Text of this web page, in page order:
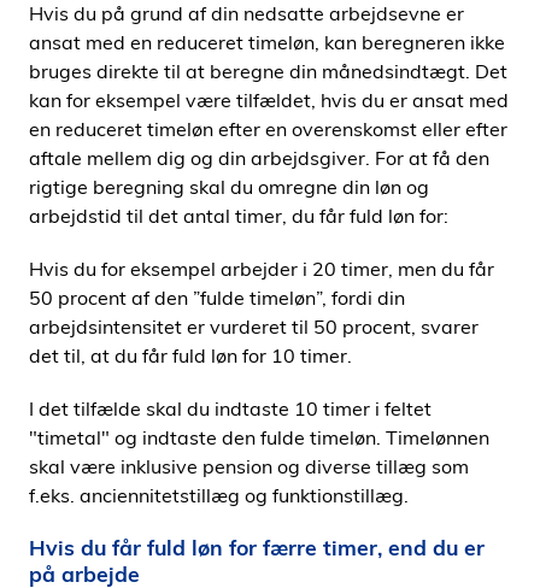
Hvis du på grund af din nedsatte arbejdsevne er
ansat med en reduceret timeløn, kan beregneren ikke
bruges direkte til at beregne din månedsindtægt. Det
kan for eksempel være tilfældet, hvis du er ansat med
en reduceret timeløn efter en overenskomst eller efter
aftale mellem dig og din arbejdsgiver. For at få den
rigtige beregning skal du omregne din løn og
arbejdstid til det antal timer, du får fuld løn for:
Hvis du for eksempel arbejder i 20 timer, men du får
50 procent af den ”fulde timeløn”, fordi din
arbejdsintensitet er vurderet til 50 procent, svarer
det til, at du får fuld løn for 10 timer.
I det tilfælde skal du indtaste 10 timer i feltet
"timetal" og indtaste den fulde timeløn. Timelønnen
skal være inklusive pension og diverse tillæg som
f.eks. anciennitetstillæg og funktionstillæg.
Hvis du får fuld løn for færre timer, end du er
på arbejde